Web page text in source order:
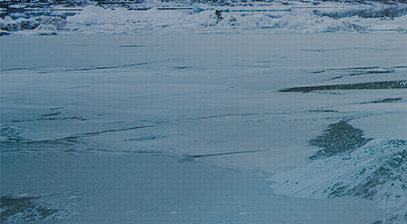
お問い合わせ
+86 137-7716-1718（張）
所在地
中国新疆ウイグル自治区アルタイ市